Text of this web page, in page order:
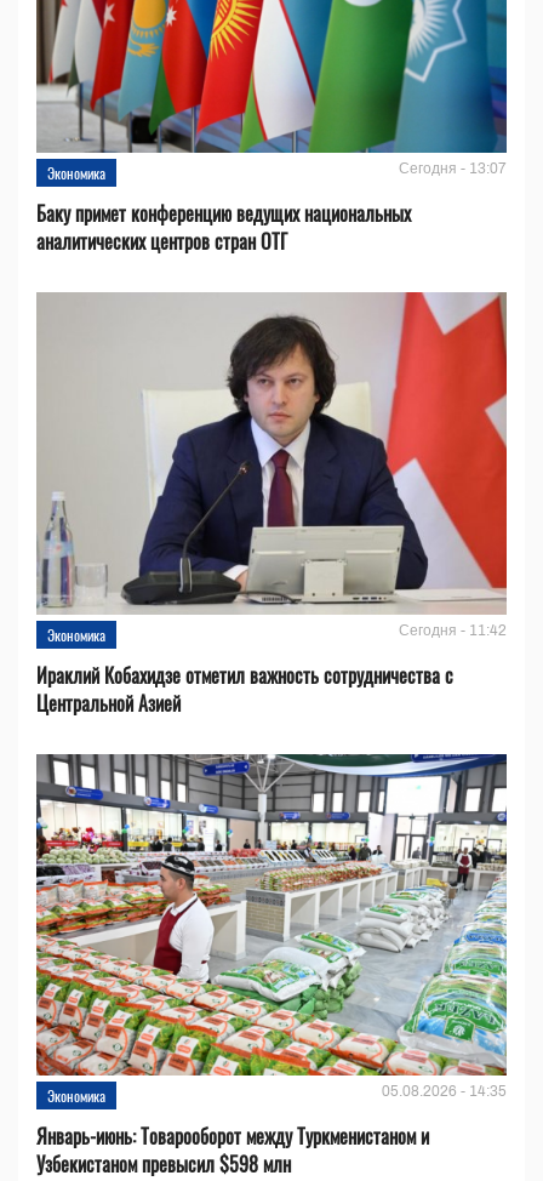
Экономика Сегодня - 13:07
Баку примет конференцию ведущих национальных
аналитических центров стран ОТГ
Экономика Сегодня - 11:42
Ираклий Кобахидзе отметил важность сотрудничества с
Центральной Азией
Экономика 05.08.2026 - 14:35
Январь-июнь: Товарооборот между Туркменистаном и
Узбекистаном превысил $598 млн